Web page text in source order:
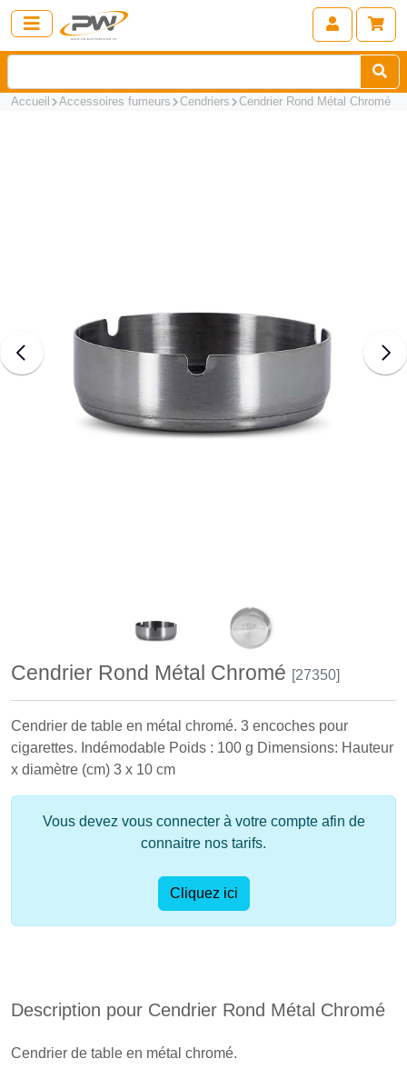
Accueil Accessoires fumeurs Cendriers Cendrier Rond Métal Chromé
Cendrier Rond Métal Chromé [27350]
Cendrier de table en métal chromé. 3 encoches pour
cigarettes. Indémodable Poids : 100 g Dimensions: Hauteur
x diamètre (cm) 3 x 10 cm
Vous devez vous connecter à votre compte afin de
connaitre nos tarifs.
Cliquez ici
Description pour Cendrier Rond Métal Chromé
Cendrier de table en métal chromé.